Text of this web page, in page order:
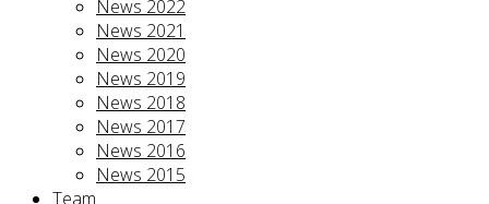
News 2022
News 2021
News 2020
News 2019
News 2018
News 2017
News 2016
News 2015
Team